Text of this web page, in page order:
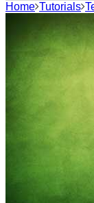
Home Tutorials